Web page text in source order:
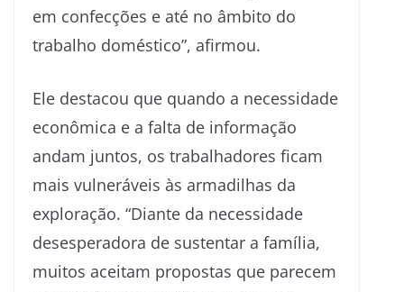
em confecções e até no âmbito do
trabalho doméstico”, afirmou.
Ele destacou que quando a necessidade
econômica e a falta de informação
andam juntos, os trabalhadores ficam
mais vulneráveis às armadilhas da
exploração. “Diante da necessidade
desesperadora de sustentar a família,
muitos aceitam propostas que parecem